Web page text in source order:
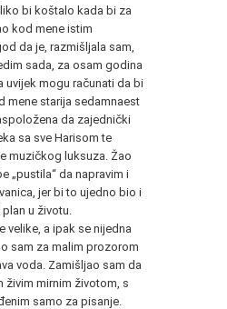
bi koštalo kada bi za
kod mene istim
da je, razmišljala sam,
sada, za osam godina
uvijek mogu računati da bi
mene starija sedamnaest
da zajednički
sa sve Harisom te
muzičkog luksuza. Žao
„pustila“ da napravim i
jer bi to ujedno bio i
u životu.
velike, a ipak se nijedna
sam za malim prozorom
voda. Zamišljao sam da
živim mirnim životom, s
samo za pisanje.